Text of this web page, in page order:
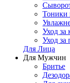
Тоники
Уход за
Уход за
Для Лица
Для Мужчин
Бритье